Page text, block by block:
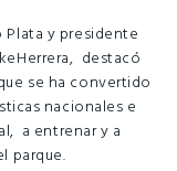
y presidente
destacó
se ha convertido
nacionales e
a entrenar y a
parque.